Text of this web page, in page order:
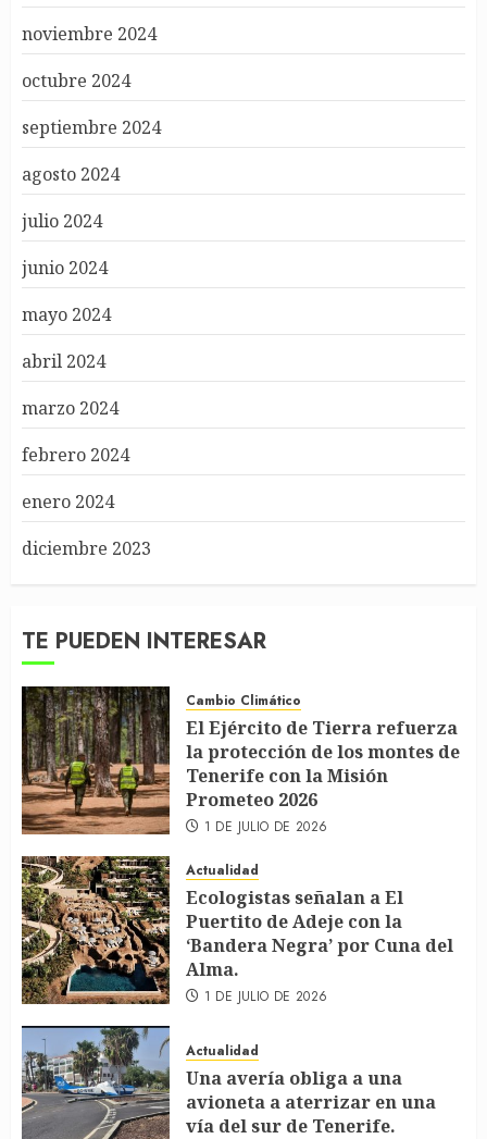
noviembre 2024
octubre 2024
septiembre 2024
agosto 2024
julio 2024
junio 2024
mayo 2024
abril 2024
marzo 2024
febrero 2024
enero 2024
diciembre 2023
TE PUEDEN INTERESAR
Cambio Climático
El Ejército de Tierra refuerza
la protección de los montes de
Tenerife con la Misión
Prometeo 2026
1 DE JULIO DE 2026
Actualidad
Ecologistas señalan a El
Puertito de Adeje con la
‘Bandera Negra’ por Cuna del
Alma.
1 DE JULIO DE 2026
Actualidad
Una avería obliga a una
avioneta a aterrizar en una
vía del sur de Tenerife.